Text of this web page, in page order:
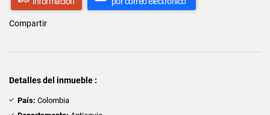
Compartir
Detalles del inmueble :
País: Colombia